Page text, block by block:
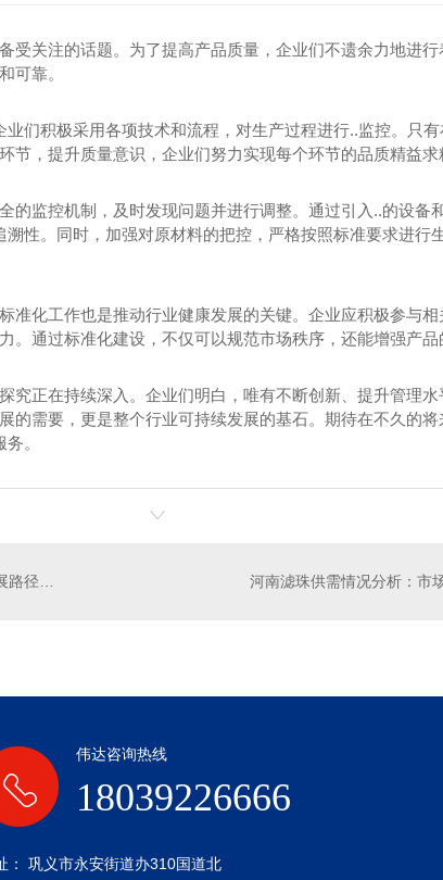
南滤珠 河南氟碳保温板
受关注的话题。为了提高产品质量，企业们不遗余力地进
可靠。
们积极采用各项技术和流程，对生产过程进行..监控。只
节，提升质量意识，企业们努力实现每个环节的品质精益求
的监控机制，及时发现问题并进行调整。通过引入..的设备
性。同时，加强对原材料的把控，严格按照标准要求进行
准化工作也是推动行业健康发展的关键。企业应积极参与
。通过标准化建设，不仅可以规范市场秩序，还能增强产品
究正在持续深入。企业们明白，唯有不断创新、提升管理
的需要，更是整个行业可持续发展的基石。期待在不久的
。
河南滤珠环保意识提升与可持续发展路径研究
伟达咨询热线
18039226666
： 巩义市永安街道办310国道北